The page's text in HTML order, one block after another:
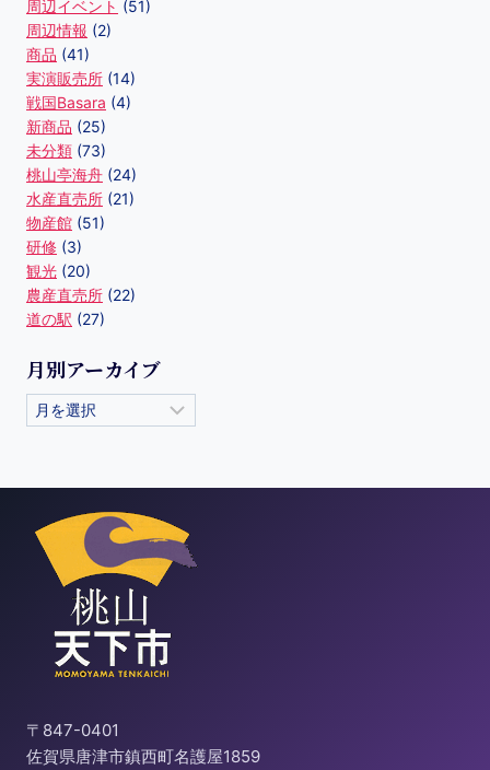
周辺イベント (51)
周辺情報 (2)
商品 (41)
実演販売所 (14)
戦国Basara (4)
新商品 (25)
未分類 (73)
桃山亭海舟 (24)
水産直売所 (21)
物産館 (51)
研修 (3)
観光 (20)
農産直売所 (22)
道の駅 (27)
月別アーカイブ
〒847-0401
佐賀県唐津市鎮西町名護屋1859